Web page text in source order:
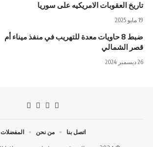
تاریخ العقوبات الامریکیه علی سوریا
19 مايو 2025
ضبط 8 حاويات معدة للتهريب في منفذ ميناء أم
قصر الشمالي
26 ديسمبر 2024
اتصل بنا من نحن المفضلات